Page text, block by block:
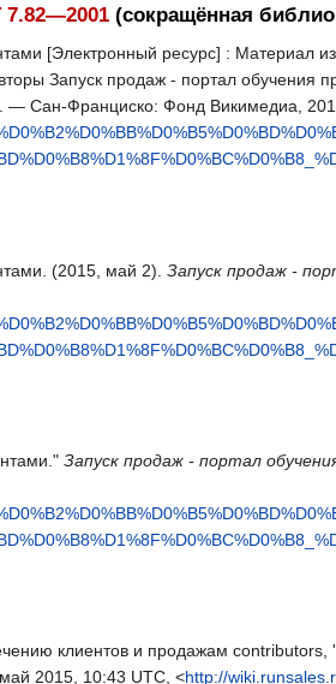
7.82—2001 (сокращённая
[Электронный ресурс] : Материал
Запуск продаж - портал обучения
— Сан-Франциско: Фонд Викимедиа,
(2015, май 2). Запуск продаж -
Запуск продаж - портал
клиентов и продажам
2015, 10:43 UTC, <http://